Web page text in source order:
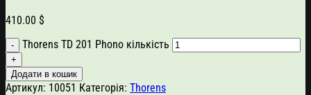
410.00 $
Thorens TD 201 Phono кількість
Додати в кошик
Артикул: 10051 Категорія: Thorens